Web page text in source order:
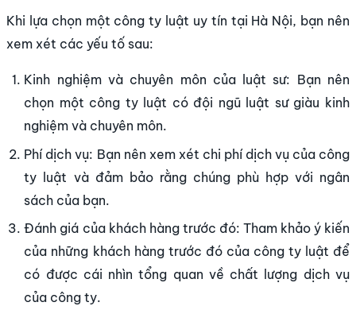
Khi lựa chọn một công ty luật uy tín tại Hà Nội, bạn nên
xem xét các yếu tố sau:
Kinh nghiệm và chuyên môn của luật sư: Bạn nên
chọn một công ty luật có đội ngũ luật sư giàu kinh
nghiệm và chuyên môn.
Phí dịch vụ: Bạn nên xem xét chi phí dịch vụ của công
ty luật và đảm bảo rằng chúng phù hợp với ngân
sách của bạn.
Đánh giá của khách hàng trước đó: Tham khảo ý kiến
​​của những khách hàng trước đó của công ty luật để
có được cái nhìn tổng quan về chất lượng dịch vụ
của công ty.